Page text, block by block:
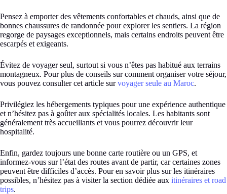
Pensez à emporter des vêtements confortables et chauds, ainsi que de
bonnes chaussures de randonnée pour explorer les sentiers. La région
regorge de paysages exceptionnels, mais certains endroits peuvent être
escarpés et exigeants.
Évitez de voyager seul, surtout si vous n’êtes pas habitué aux terrains
montagneux. Pour plus de conseils sur comment organiser votre séjour,
vous pouvez consulter cet article survoyager seule au Maroc.
Privilégiez les hébergements typiques pour une expérience authentique
et n’hésitez pas à goûter aux spécialités locales. Les habitants sont
généralement très accueillants et vous pourrez découvrir leur
hospitalité.
Enfin, gardez toujours une bonne carte routière ou un GPS, et
informez-vous sur l’état des routes avant de partir, car certaines zones
peuvent être difficiles d’accès. Pour en savoir plus sur les itinéraires
possibles, n’hésitez pas à visiter la section dédiée aux itinéraires et road
trips.